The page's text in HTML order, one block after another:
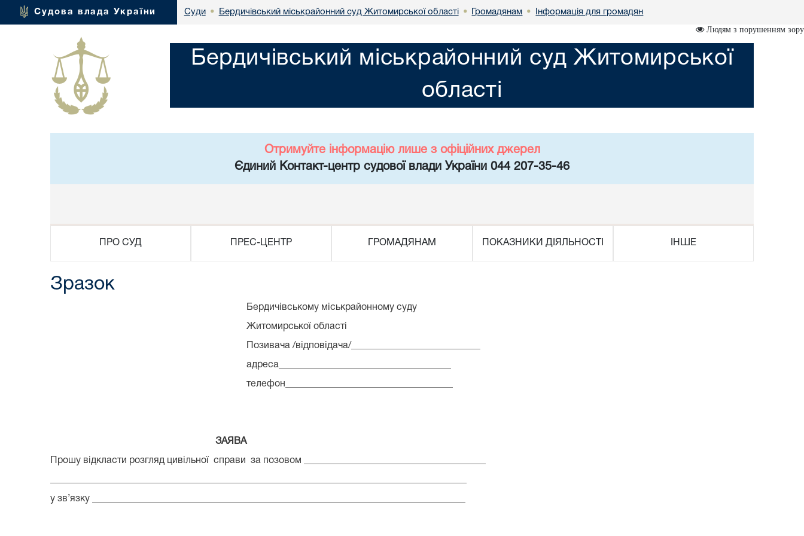
Судова влада України Суди • Бердичівський міськрайонний суд Житомирської області • Громадянам • Інформація для громадян
Людям з порушенням зору
Бердичівський міськрайонний суд Житомирської
області
Отримуйте інформацію лише з офіційних джерел
Єдиний Контакт-центр судової влади України 044 207-35-46
ПРО СУД ПРЕС-ЦЕНТР ГРОМАДЯНАМ ПОКАЗНИКИ ДІЯЛЬНОСТІ ІНШЕ
Зразок
Бердичівському міськрайонному суду
Житомирської області
Позивача /відповідача/___________________________
адреса____________________________________
телефон___________________________________
ЗАЯВА
Прошу відкласти розгляд цивільної справи за позовом ______________________________________
у зв’язку ______________________________________________________________________________